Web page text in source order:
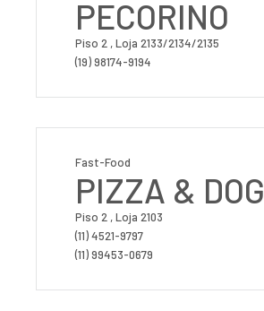
PECORINO
Piso 2 , Loja 2133/2134/2135
(19) 98174-9194
Fast-Food
PIZZA & DOG
Piso 2 , Loja 2103
(11) 4521-9797
(11) 99453-0679